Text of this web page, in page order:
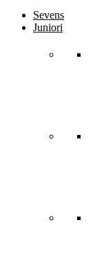
Sevens
Juniori